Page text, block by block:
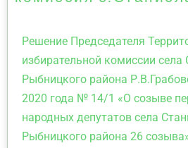
Решение Председателя
избирательной комиссии села
Рыбницкого района
2020 года № 14/1 «О созыве
народных депутатов села
Рыбницкого района 26